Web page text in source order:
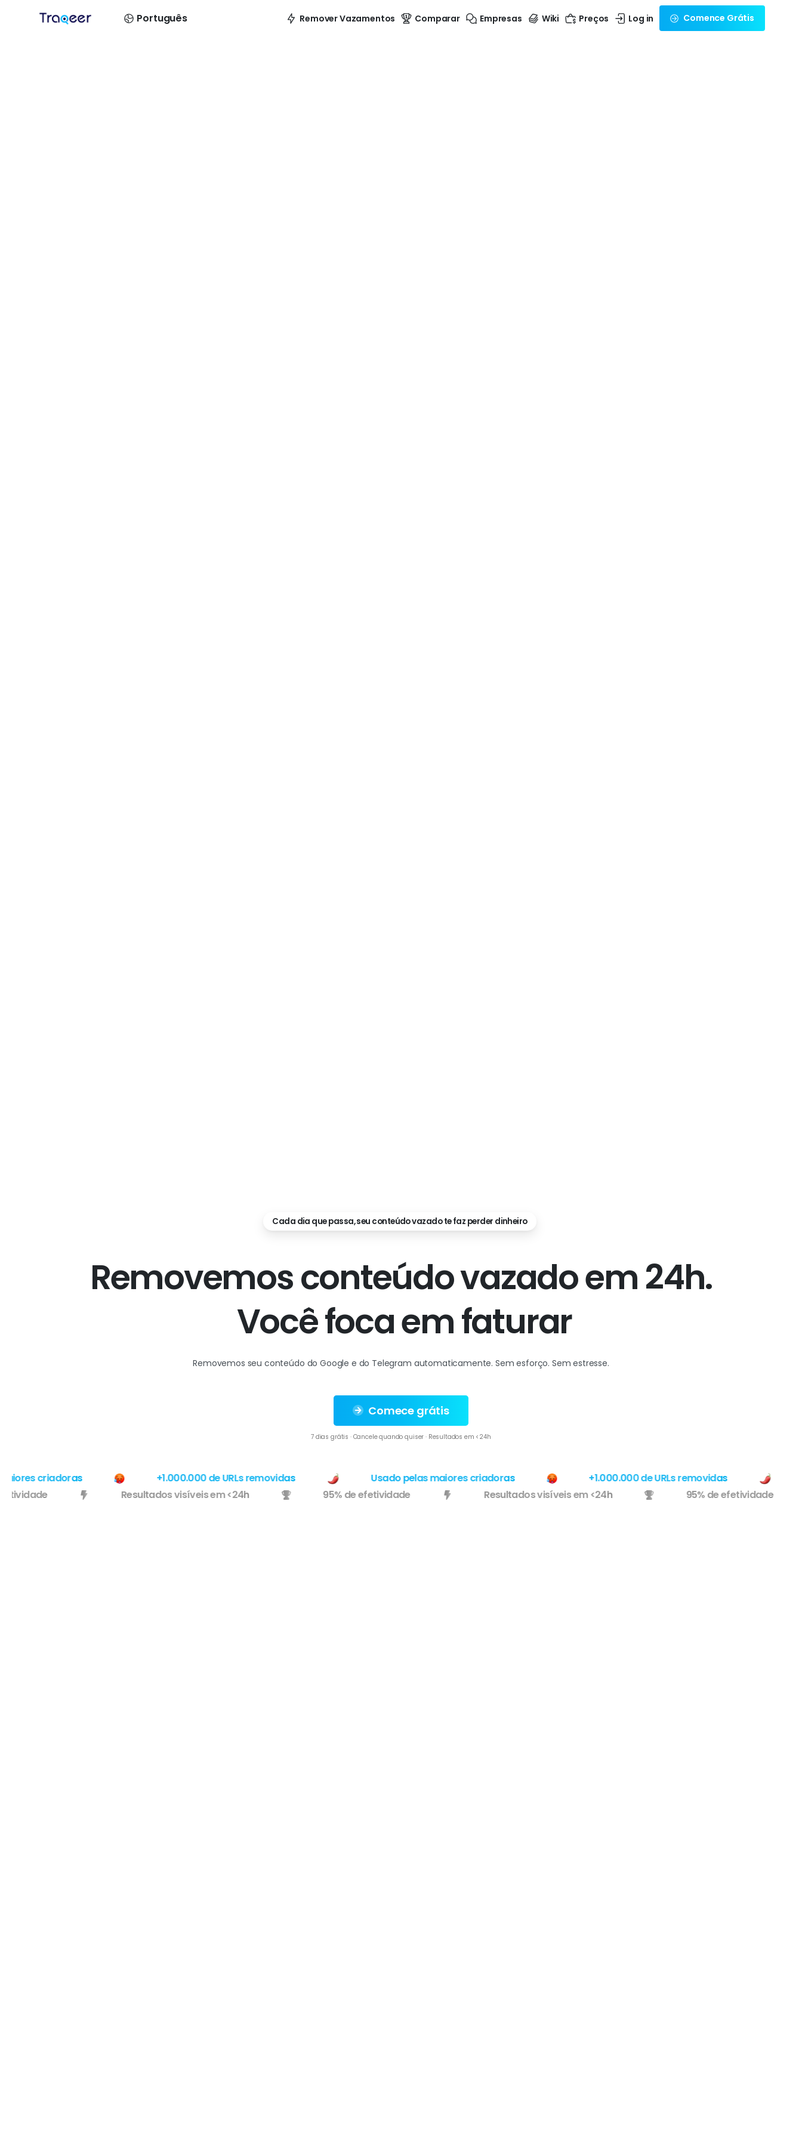
Português Remover Vazamentos Comparar Empresas Wiki Preços Log in Comence Grátis
Cada dia que passa, seu conteúdo vazado te faz perder dinheiro
Removemosconteúdovazadoem24h.
Vocêfocaemfaturar
Removemos seu conteúdo do Google e do Telegram automaticamente. Sem esforço. Sem estresse.
Comece grátis
7 dias grátis · Cancele quando quiser · Resultados em <24h
criadoras +1.000.000 de URLs removidas Usado pelas maiores criadoras +1.000.000 de URLs removidas
efetividade
Resultados visíveis em <24h 95% de efetividade Resultados visíveis em <24h 95% de efetividade